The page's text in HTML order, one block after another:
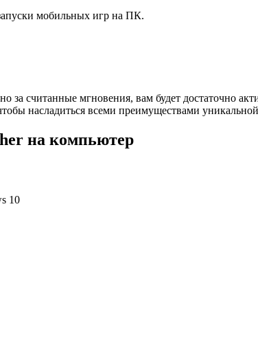
мобильных игр на ПК.
за считанные мгновения, вам будет достаточно
насладиться всеми преимуществами
на компьютер
10